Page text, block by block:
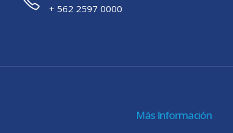
+ 562 2597 0000
Más Información